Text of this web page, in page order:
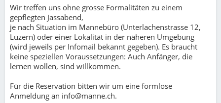
Wir treffen uns ohne grosse Formalitäten zu einem
gepflegten Jassabend,
je nach Situation im Mannebüro (Unterlachenstrasse 12,
Luzern) oder einer Lokalität in der näheren Umgebung
(wird jeweils per Infomail bekannt gegeben). Es braucht
keine speziellen Voraussetzungen: Auch Anfänger, die
lernen wollen, sind willkommen.
Für die Reservation bitten wir um eine formlose
Anmeldung an info@manne.ch.